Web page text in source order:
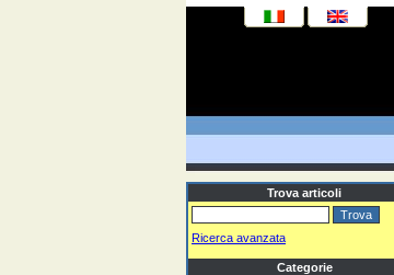
Trova articoli
Ricerca avanzata
Categorie